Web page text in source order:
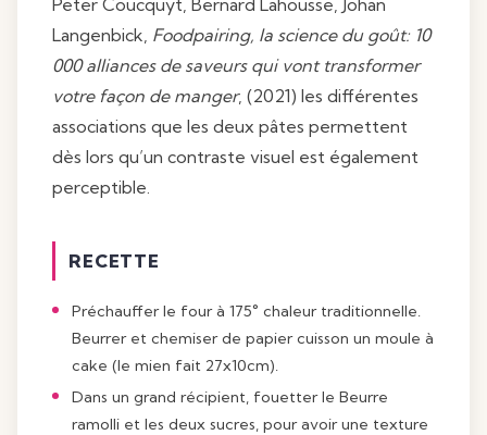
Langenbick, Foodpairing, la science du goût: 10
000 alliances de saveurs qui vont transformer
votre façon de manger, (2021) les différentes
associations que les deux pâtes permettent
dès lors qu’un contraste visuel est également
perceptible.
RECETTE
Préchauffer le four à 175° chaleur traditionnelle.
Beurrer et chemiser de papier cuisson un moule à
cake (le mien fait 27x10cm).
Dans un grand récipient, fouetter le Beurre
ramolli et les deux sucres, pour avoir une texture